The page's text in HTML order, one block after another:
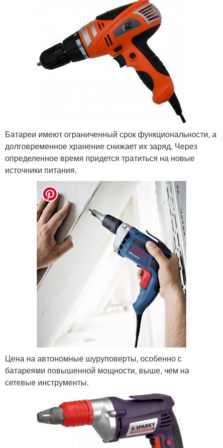
Батареи имеют ограниченный срок функциональности, а
долговременное хранение снижает их заряд. Через
определенное время придется тратиться на новые
источники питания.
Цена на автономные шуруповерты, особенно с
батареями повышенной мощности, выше, чем на
сетевые инструменты.